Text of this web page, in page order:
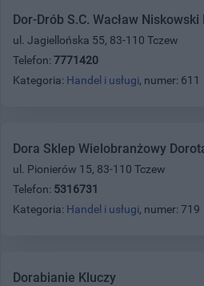
Dor-Drób S.C. Wacław
ul. Jagiellońska 55, 83-110 Tczew
Telefon: 7771420
Kategoria: Handel i usługi, numer: 611
Dora Sklep Wielobranżowy
ul. Pionierów 15, 83-110 Tczew
Telefon: 5316731
Kategoria: Handel i usługi, numer: 719
Dorabianie Kluczy